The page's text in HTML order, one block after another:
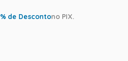
% de Descontono PIX.